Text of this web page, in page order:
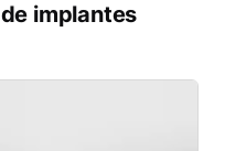
implantes